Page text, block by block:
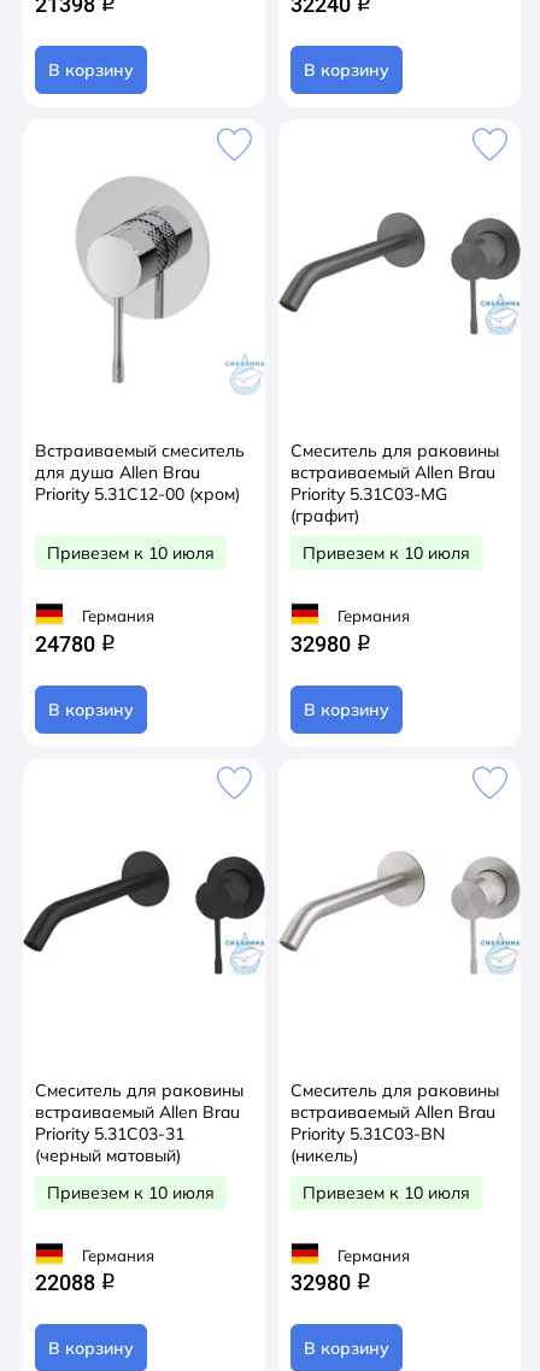
В корзину В корзину
Встраиваемый смеситель
для душа Allen Brau
Priority 5.31C12-00 (хром)
Привезем к 10 июля
Германия
24780 q
В корзину
Смеситель для раковины
встраиваемый Allen Brau
Priority 5.31C03-MG
(графит)
Привезем к 10 июля
Германия
32980 q
В корзину
Смеситель для раковины
встраиваемый Allen Brau
Priority 5.31C03-31
(черный матовый)
Привезем к 10 июля
Германия
22088 q
В корзину
Смеситель для раковины
встраиваемый Allen Brau
Priority 5.31C03-BN
(никель)
Привезем к 10 июля
Германия
32980 q
В корзину